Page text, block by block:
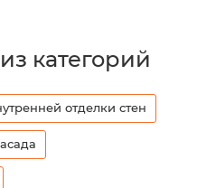
категорий
отделки стен